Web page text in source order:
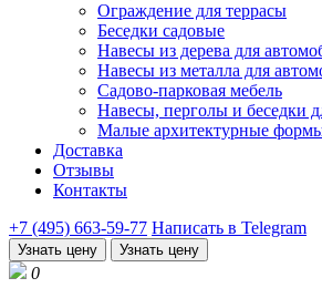
Ограждение для террасы
Беседки садовые
Навесы из дерева для
Навесы из металла для
Садово-парковая мебель
Навесы, перголы и беседки
Малые архитектурные
Доставка
Отзывы
Контакты
+7 (495) 663-59-77 Написать в Telegram
Узнать цену Узнать цену
0